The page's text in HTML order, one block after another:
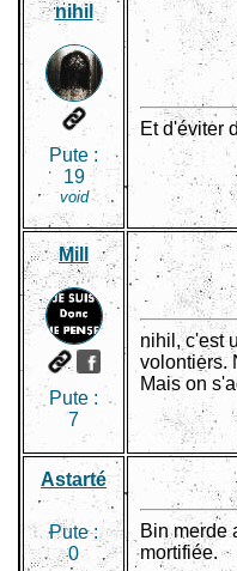
nihil
Pute :
19
void
Et d'éviter
Mill
Pute :
7
nihil, c'est
volontiers.
Mais on
Astarté
Pute :
0
Bin merde
mortifiée.